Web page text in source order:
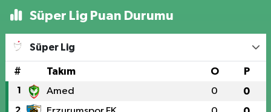
Süper Lig Puan Durumu
Süper Lig
# Takım O P
1 Amed 0 0